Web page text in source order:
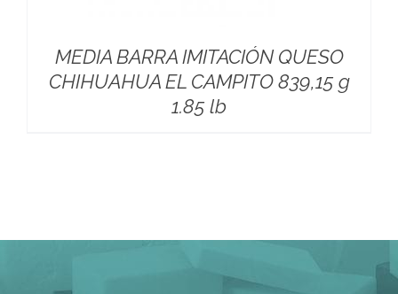
MEDIA BARRA IMITACIÓN QUESO
CHIHUAHUA EL CAMPITO 839,15 g
1.85 lb